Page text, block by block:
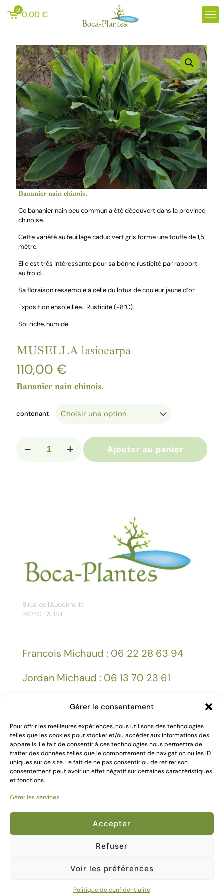
Gérer le consentement
Pour offrir les meilleures expériences, nous utilisons des technologies
telles que les cookies pour stocker et/ou accéder aux informations des
appareils. Le fait de consentir à ces technologies nous permettra de
traiter des données telles que le comportement de navigation ou les ID
uniques sur ce site. Le fait de ne pas consentir ou de retirer son
consentement peut avoir un effet négatif sur certaines caractéristiques
et fonctions.
Gérer les services
Accepter
Refuser
Voir les préférences
Politique de confidentialité
0 0,00€
Bananier nain chinois.
Ce bananier nain peu commun a été découvert dans la province
chinoise.
Cette variété au feuillage caduc vert gris forme une touffe de 1,5
mètre.
Elle est très intéressante pour sa bonne rusticité par rapport
au froid.
Sa floraison ressemble à celle du lotus de couleur jaune d’or.
Exposition ensoleillée. Rusticité (-8°C).
Sol riche, humide.
MUSELLA lasiocarpa
110,00 €
Bananier nain chinois.
contenant
Ajouter au panier
9 rue de l'Audonnerie
79240 L'ABSIE
Francois Michaud : 06 22 28 63 94
Jordan Michaud : 06 13 70 23 61
Mentions légales